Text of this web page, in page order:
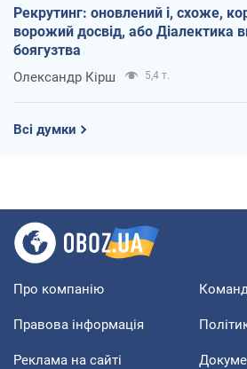
Рекрутинг: оновлений і, схоже,
ворожий досвід, або Діалектика
боягузтва
Олександр Кірш 5,4 т.
Всі думки
Про компанію
Правова інформація
Реклама на сайті